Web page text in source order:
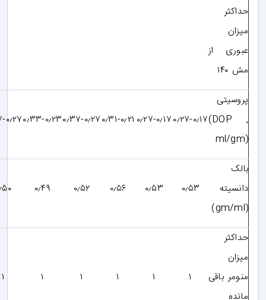
حداکثر
میزان
عبوری از
مش ۱۴۰
پروسیتی
(DOP ,
ml/gm)
۰٫۲۷-۰٫۱۷۰٫۲۷-۰٫۱۷۰٫۳۱-۰٫۲۱۰٫۳۷-۰٫۲۷۰٫۳۳-۰٫۲۳۰٫۳۷-۰٫۲۷
بالک
دانسیته
(gm/ml)
۰٫۵۳ ۰٫۵۳
حداکثر
میزان
منومر باقی
مانده